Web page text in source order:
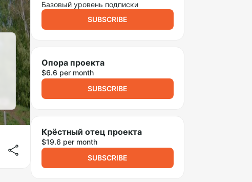
Базовый уровень подписки
SUBSCRIBE
Опора проекта
$6.6 per month
SUBSCRIBE
Крёстный отец проекта
$19.6 per month
SUBSCRIBE